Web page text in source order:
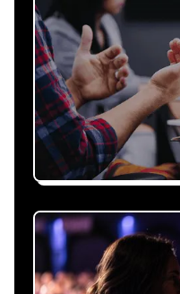
Recevez
sous 24h
Expliquez-nous